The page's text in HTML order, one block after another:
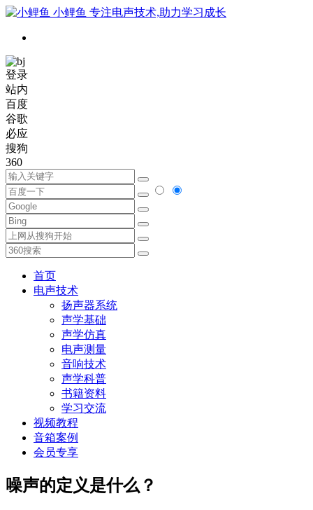
小鲤鱼 专注电声技术,助力学习成长
登录
站内
百度
谷歌
必应
搜狗
360
首页
电声技术
扬声器系统
声学基础
声学仿真
电声测量
音响技术
声学科普
书籍资料
学习交流
视频教程
音箱案例
会员专享
噪声的定义是什么？